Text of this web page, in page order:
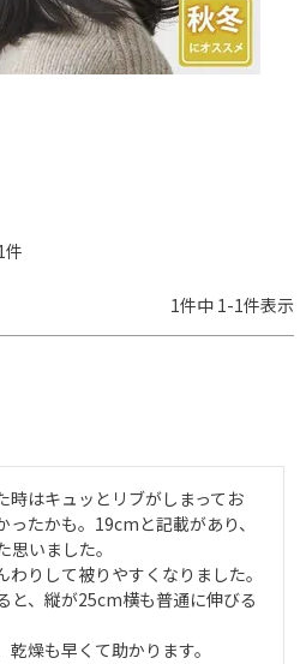
1件中 1-1件表示
時はキュッとリブがしまってお
ったかも。19cmと記載があり、
いました。
りして被りやすくなりました。
と、縦が25cm横も普通に伸びる
燥も早くて助かります。